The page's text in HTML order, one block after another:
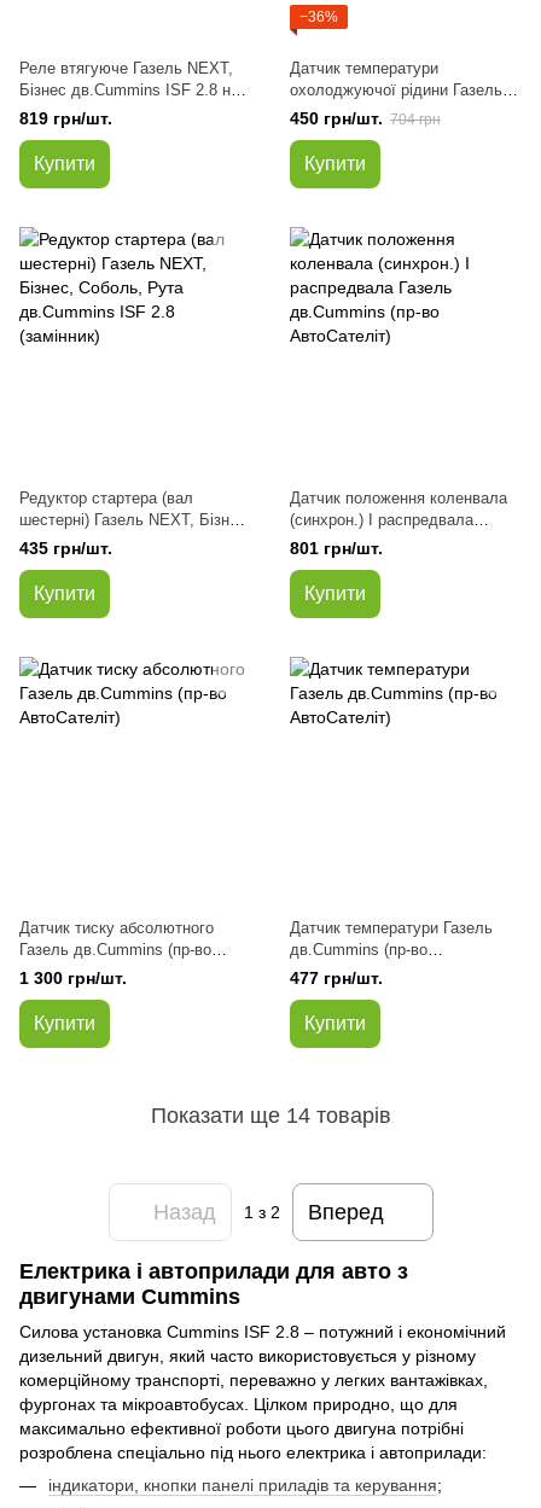
Реле втягуюче Газель NEXT,
Бізнес дв.Cummins ISF 2.8 на
стартер 5295576 (пр-во КАТЕК)
819 грн/шт.
Купити
−36%
Датчик температури
охолоджуючої рідини Газель
NEXT, Бізнес дв.Cummins ISF
450 грн/шт. 704 грн
Купити
Редуктор стартера (вал
шестерні) Газель NEXT, Бізнес,
Соболь, Рута дв.Cummins ISF
2.8 (замінник)
435 грн/шт.
Купити
Датчик положення коленвала
(синхрон.) І распредвала
Газель дв.Cummins (пр-во
АвтоСателіт)
801 грн/шт.
Купити
Датчик тиску абсолютного
Газель дв.Cummins (пр-во
АвтоСателіт)
1 300 грн/шт.
Купити
Датчик температури Газель
дв.Cummins (пр-во
АвтоСателіт)
477 грн/шт.
Купити
Показати ще 14 товарів
Назад 1 з 2 Вперед
Електрика і автоприлади для авто з
двигунами Cummins
Силова установка Cummins ISF 2.8 – потужний і економічний
дизельний двигун, який часто використовується у різному
комерційному транспорті, переважно у легких вантажівках,
фургонах та мікроавтобусах. Цілком природно, що для
максимально ефективної роботи цього двигуна потрібні
розроблена спеціально під нього електрика і автоприлади:
індикатори, кнопки панелі приладів та керування;